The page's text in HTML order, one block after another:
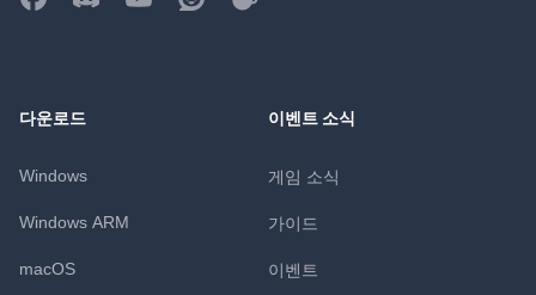
다운로드
Windows
Windows ARM
macOS
이벤트 소식
게임 소식
가이드
이벤트